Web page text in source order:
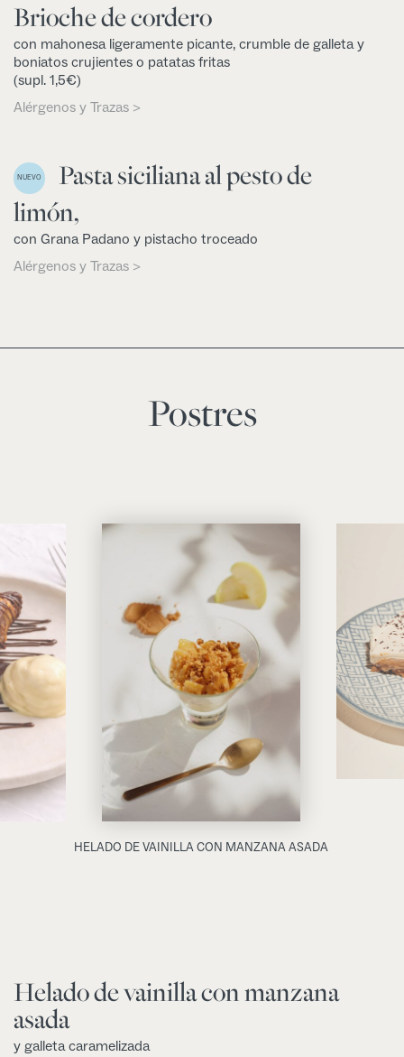
Brioche de cordero
con mahonesa ligeramente picante, crumble de galleta y
boniatos crujientes o patatas fritas
(supl. 1,5€)
Alérgenos y Trazas >
NUEVO
Pasta siciliana al pesto de
limón,
con Grana Padano y pistacho troceado
Alérgenos y Trazas >
Postres
HELADO DE VAINILLA CON MANZANA ASADA
Helado de vainilla con manzana
asada
y galleta caramelizada